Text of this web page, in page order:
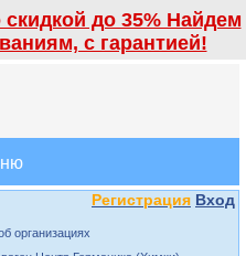
до 35% Найдем
с гарантией!
Регистрация Вход
организациях